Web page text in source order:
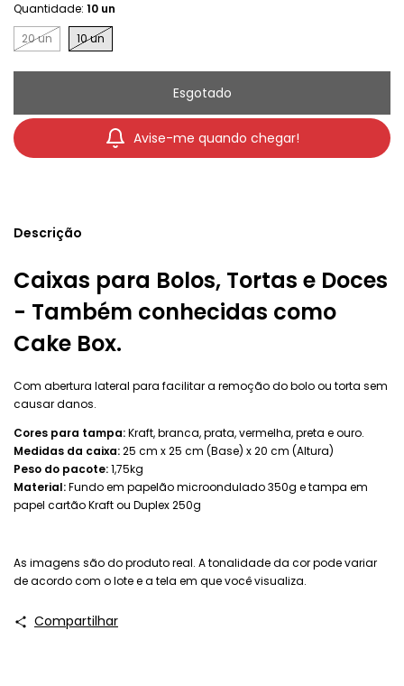
Quantidade: 10 un
20 un
10 un
Avise-me quando chegar!
Descrição
Caixas para Bolos, Tortas e Doces
- Também conhecidas como
Cake Box.
Com abertura lateral para facilitar a remoção do bolo ou torta sem
causar danos.
Cores para tampa:Kraft, branca, prata, vermelha, preta e ouro.
Medidas da caixa:25 cm x 25 cm (Base) x 20 cm (Altura)
Peso do pacote:1,75kg
Material:Fundo em papelão microondulado 350g e tampa em
papel cartão Kraft ou Duplex 250g
As imagens são do produto real. A tonalidade da cor pode variar
de acordo com o lote e a tela em que você visualiza.
Compartilhar